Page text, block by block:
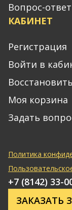
Вопрос-ответ
КАБИНЕТ
Регистрация
Войти в
Моя корзина
Задать
Политика
+7 (8142) 33-
ЗАКАЗАТЬ